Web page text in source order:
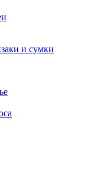
и сумки